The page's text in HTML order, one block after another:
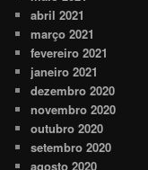
abril 2021
março 2021
fevereiro 2021
janeiro 2021
dezembro 2020
novembro 2020
outubro 2020
setembro 2020
agosto 2020